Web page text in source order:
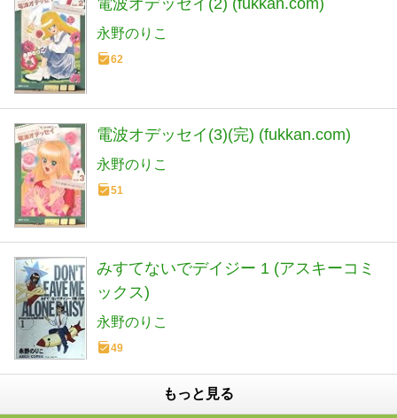
電波オデッセイ(2) (fukkan.com)
永野のりこ
62
電波オデッセイ(3)(完) (fukkan.com)
永野のりこ
51
みすてないでデイジー 1 (アスキーコミ
ックス)
永野のりこ
49
もっと見る